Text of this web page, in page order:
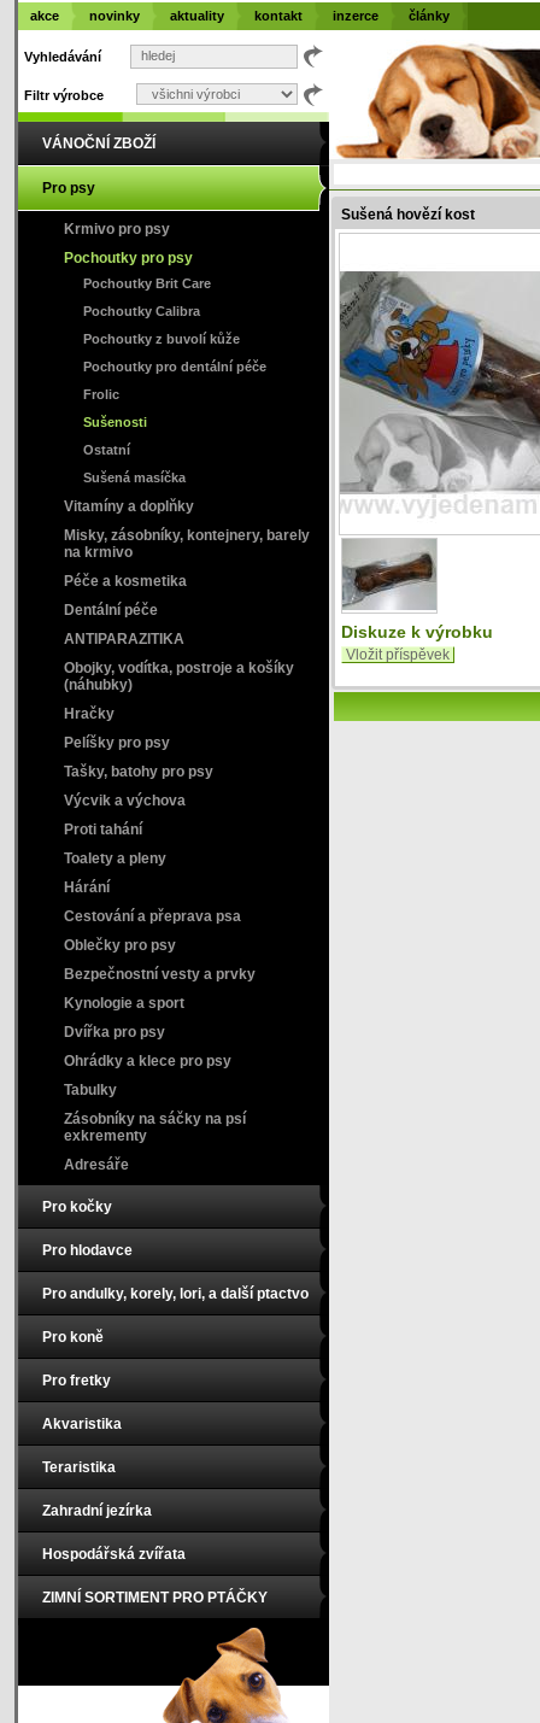
Sušená hovězí kost
Diskuze k výrobku
Vložit příspěvek
Vyhledávání
Filtr výrobce
VÁNOČNÍ ZBOŽÍ
Pro psy
Krmivo pro psy
Pochoutky pro psy
Pochoutky Brit Care
Pochoutky Calibra
Pochoutky z buvolí kůže
Pochoutky pro dentální péče
Frolic
Sušenosti
Ostatní
Sušená masíčka
Vitamíny a doplňky
Misky, zásobníky, kontejnery, barely
na krmivo
Péče a kosmetika
Dentální péče
ANTIPARAZITIKA
Obojky, vodítka, postroje a košíky
(náhubky)
Hračky
Pelíšky pro psy
Tašky, batohy pro psy
Výcvik a výchova
Proti tahání
Toalety a pleny
Hárání
Cestování a přeprava psa
Oblečky pro psy
Bezpečnostní vesty a prvky
Kynologie a sport
Dvířka pro psy
Ohrádky a klece pro psy
Tabulky
Zásobníky na sáčky na psí
exkrementy
Adresáře
Pro kočky
Pro hlodavce
Pro andulky, korely, lori, a další ptactvo
Pro koně
Pro fretky
Akvaristika
Teraristika
Zahradní jezírka
Hospodářská zvířata
ZIMNÍ SORTIMENT PRO PTÁČKY
akce novinky aktuality kontakt inzerce články